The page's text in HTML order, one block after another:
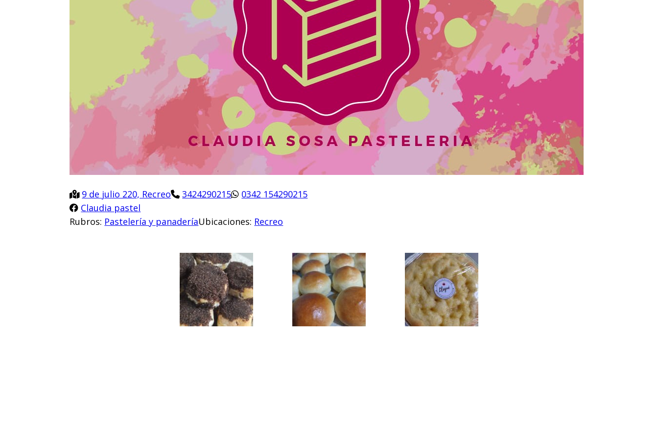
9 de julio 220, Recreo 3424290215
0342 154290215
Claudia pastel
Rubros: Pastelería y panaderíaUbicaciones: Recreo